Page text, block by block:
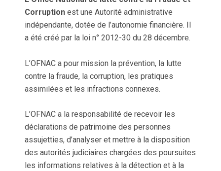
Corruption est une Autorité administrative
indépendante, dotée de l’autonomie financière. Il
a été créé par la loi n° 2012-30 du 28 décembre.
L’OFNAC a pour mission la prévention, la lutte
contre la fraude, la corruption, les pratiques
assimilées et les infractions connexes.
L’OFNAC a la responsabilité de recevoir les
déclarations de patrimoine des personnes
assujetties, d’analyser et mettre à la disposition
des autorités judiciaires chargées des poursuites
les informations relatives à la détection et à la